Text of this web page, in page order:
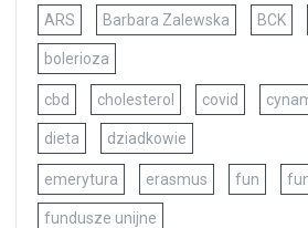
ARS Barbara Zalewska BCK
bolerioza
cbd cholesterol covid
dieta dziadkowie
emerytura erasmus fun
fundusze unijne